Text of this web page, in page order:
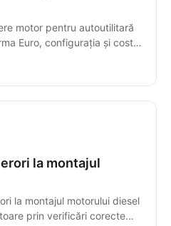
motor pentru autoutilitară
Euro, configurația și costul
la montajul
la montajul motorului diesel
prin verificări corecte